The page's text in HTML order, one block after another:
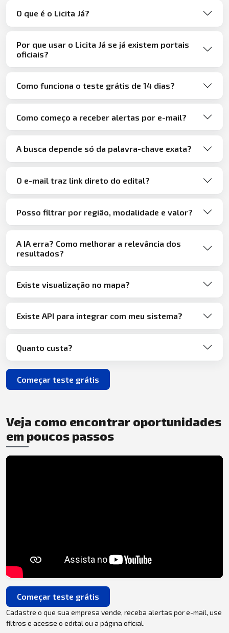
O que é o Licita Já?
Por que usar o Licita Já se já existem portais
oficiais?
Como funciona o teste grátis de 14 dias?
Como começo a receber alertas por e-mail?
A busca depende só da palavra-chave exata?
O e-mail traz link direto do edital?
Posso filtrar por região, modalidade e valor?
A IA erra? Como melhorar a relevância dos
resultados?
Existe visualização no mapa?
Existe API para integrar com meu sistema?
Quanto custa?
Começar teste grátis
Veja como encontrar oportunidades
em poucos passos
Começar teste grátis
Cadastre o que sua empresa vende, receba alertas por e-mail, use
filtros e acesse o edital ou a página oficial.